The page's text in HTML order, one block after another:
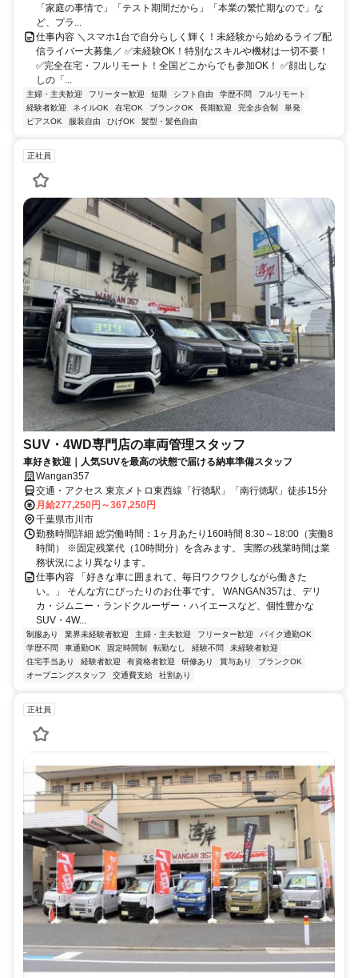
「家庭の事情で」「テスト期間だから」「本業の繁忙期なので」な
ど、プラ...
仕事内容 ＼スマホ1台で自分らしく輝く！未経験から始めるライブ配
信ライバー大募集／ ✅未経験OK！特別なスキルや機材は一切不要！
✅完全在宅・フルリモート！全国どこからでも参加OK！ ✅顔出しな
しの「...
主婦・主夫歓迎 フリーター歓迎 短期 シフト自由 学歴不問
フルリモート
経験者歓迎
ネイルOK 在宅OK ブランクOK 長期歓迎 完全歩合制
単発
ピアスOK
服装自由 ひげOK 髪型・髪色自由
正社員
SUV・4WD専門店の車両管理スタッフ
車好き歓迎｜人気SUVを最高の状態で届ける納車準備スタッフ
Wangan357
交通・アクセス 東京メトロ東西線「行徳駅」「南行徳駅」徒歩15分
月給277,250円～367,250円
千葉県市川市
勤務時間詳細 総労働時間：1ヶ月あたり160時間 8:30～18:00（実働8
時間） ※固定残業代（10時間分）を含みます。 実際の残業時間は業
務状況により異なります。
仕事内容 「好きな車に囲まれて、毎日ワクワクしながら働きた
い。」 そんな方にぴったりのお仕事です。 WANGAN357は、デリ
カ・ジムニー・ランドクルーザー・ハイエースなど、個性豊かな
SUV・4W...
制服あり 業界未経験者歓迎 主婦・主夫歓迎 フリーター歓迎
バイク通勤OK
学歴不問
車通勤OK 固定時間制 転勤なし 経験不問
未経験者歓迎
住宅手当あり
経験者歓迎 有資格者歓迎 研修あり 賞与あり
ブランクOK
オープニングスタッフ
交通費支給 社割あり
正社員